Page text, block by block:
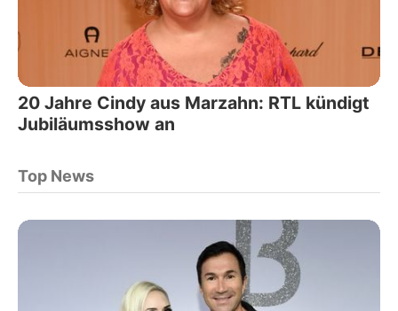
20 Jahre Cindy aus Marzahn: RTL kündigt
Jubiläumsshow an
Top News